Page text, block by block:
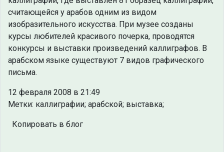
считающейся у арабов одним из видом
изобразительного искусства. При музее созданы
курсы любителей красивого почерка, проводятся
конкурсы и выставки произведений каллиграфов. В
арабском языке существуют 7 видов графического
письма.
12 февраля 2008 в 21:49
Метки: каллиграфии; арабской; выставка;
Копировать в блог